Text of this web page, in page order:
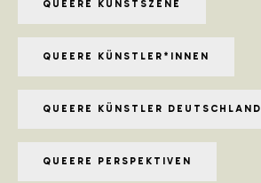
QUEERE KUNSTSZENE
QUEERE KÜNSTLER*INNEN
QUEERE KÜNSTLER DEUTSCHLAND
QUEERE PERSPEKTIVEN